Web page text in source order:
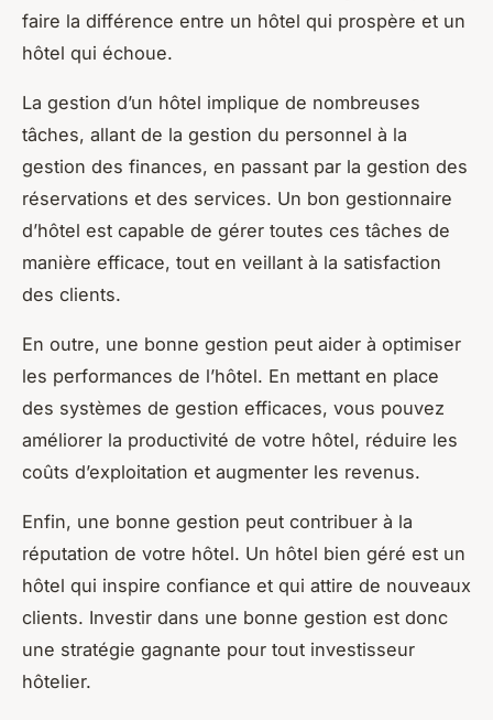
faire la différence entre un hôtel qui prospère et un
hôtel qui échoue.
La gestion d’un hôtel implique de nombreuses
tâches, allant de la gestion du personnel à la
gestion des finances, en passant par la gestion des
réservations et des services. Un bon gestionnaire
d’hôtel est capable de gérer toutes ces tâches de
manière efficace, tout en veillant à la satisfaction
des clients.
En outre, une bonne gestion peut aider à optimiser
les performances de l’hôtel. En mettant en place
des systèmes de gestion efficaces, vous pouvez
améliorer la productivité de votre hôtel, réduire les
coûts d’exploitation et augmenter les revenus.
Enfin, une bonne gestion peut contribuer à la
réputation de votre hôtel. Un hôtel bien géré est un
hôtel qui inspire confiance et qui attire de nouveaux
clients. Investir dans une bonne gestion est donc
une stratégie gagnante pour tout investisseur
hôtelier.